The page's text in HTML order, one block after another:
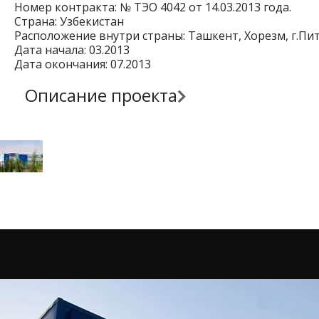
Номер контракта: № ТЭО 4042 от 14.03.2013 года.
Страна: Узбекистан
Расположение внутри страны: Ташкент, Хорезм,
Дата начала: 03.2013
Дата окончания: 07.2013
Описание проекта